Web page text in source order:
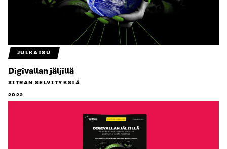
JULKAISU
Digivallan jäljillä
SITRAN SELVITYKSIÄ
2022